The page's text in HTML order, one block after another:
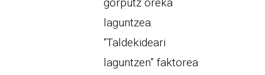
gorputz oreka
laguntzea.
“Taldekideari
laguntzen” faktorea